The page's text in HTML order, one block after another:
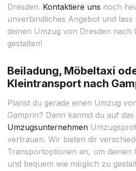
Dresden. Kontaktiere uns noch
unverbindliches Angebot und lass
deinen Umzug von Dresden nach
gestalten!
Beiladung, Möbeltaxi
Kleintransport nach
Planst du gerade einen Umzug
Gamprin? Dann kannst du auf
Umzugsunternehmen
vertrauen. Wir bieten dir
Transportoptionen an, um deinen
und bequem wie möglich zu